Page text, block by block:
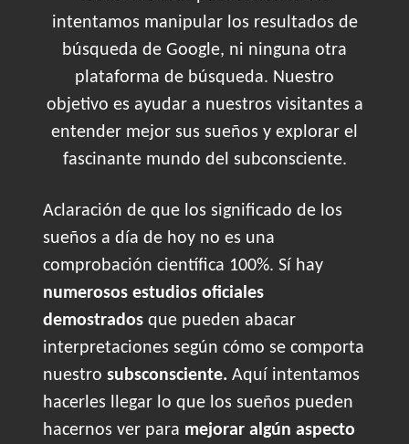
intentamos manipular los resultados de
búsqueda de Google, ni ninguna otra
plataforma de búsqueda. Nuestro
objetivo es ayudar a nuestros visitantes a
entender mejor sus sueños y explorar el
fascinante mundo del subconsciente.
Aclaración de que los significado de los
sueños a día de hoy no es una
comprobación científica 100%. Sí hay
numerosos estudios oficiales
demostrados que pueden abacar
interpretaciones según cómo se comporta
nuestro subsconsciente. Aquí intentamos
hacerles llegar lo que los sueños pueden
hacernos ver para mejorar algún aspecto